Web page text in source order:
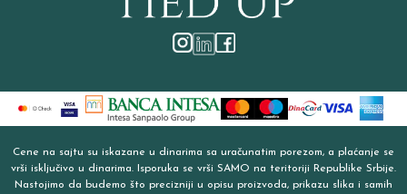
Cene na sajtu su iskazane u dinarima sa uračunatim porezom, a plaćanje se
vrši isključivo u dinarima. Isporuka se vrši SAMO na teritoriji Republike Srbije.
Nastojimo da budemo što precizniji u opisu proizvoda, prikazu slika i samih